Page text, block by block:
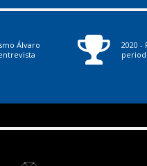
Álvaro
2020 -